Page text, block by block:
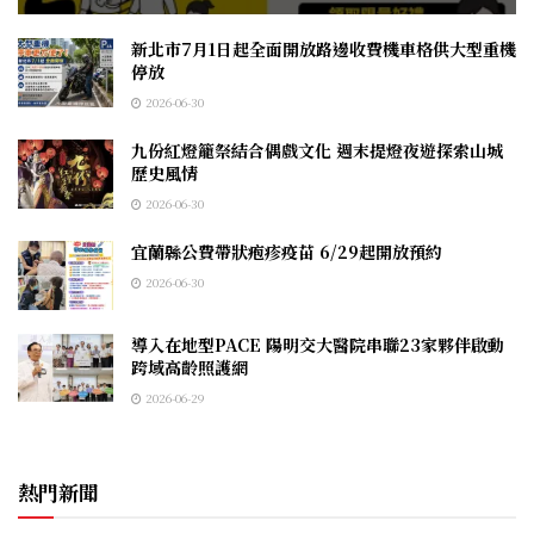
新北市7月1日起全面開放路邊收費機車格供大型重機
停放
2026-06-30
九份紅燈籠祭結合偶戲文化 週末提燈夜遊探索山城
歷史風情
2026-06-30
宜蘭縣公費帶狀疱疹疫苗 6/29起開放預約
2026-06-30
導入在地型PACE 陽明交大醫院串聯23家夥伴啟動
跨域高齡照護網
2026-06-29
熱門新聞